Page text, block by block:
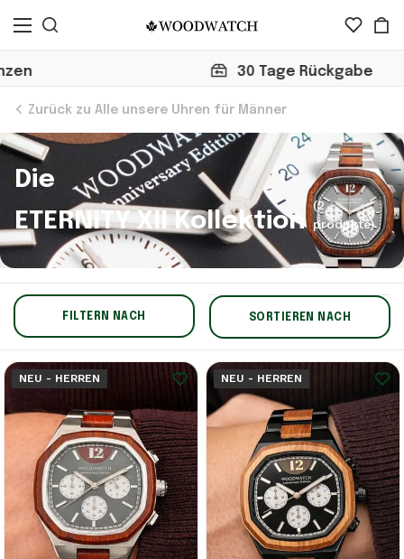
30 Tage Rückgabe
Zurück zu Alle unsere Uhren für Männer
Die
ETERNITY XII Kollektion
(2
produkte)
FILTERN NACH SORTIEREN NACH
NEU - HERREN NEU - HERREN